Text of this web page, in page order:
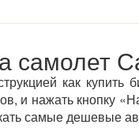
самолет
как
и нажать кнопку
самые дешевые